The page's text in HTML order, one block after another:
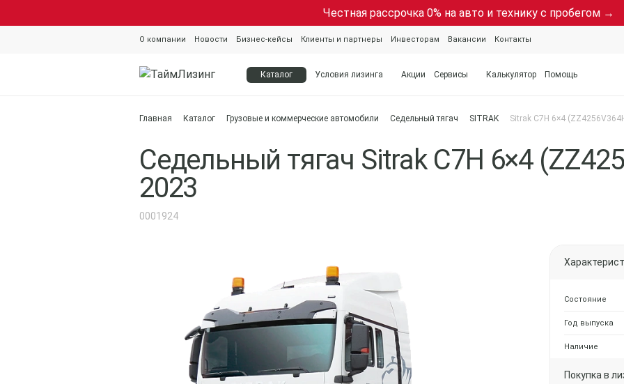
Честная рассрочка 0% на авто и технику с пробегом →
О компании Новости Бизнес-кейсы Клиенты и партнеры Инвесторам Вакансии Контакты
Каталог Условия лизинга Акции Сервисы Калькулятор Помощь
Главная Каталог Грузовые и коммерческие автомобили Седельный тягач SITRAK Sitrak C7H 6×4
Седельный тягач Sitrak C7H 6×4
2023
0001924
Состояние
Год выпуска
Наличие
Покупка в